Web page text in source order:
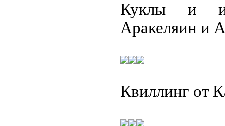
Куклы и
Аракеляин и
Квиллинг от